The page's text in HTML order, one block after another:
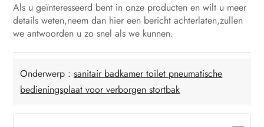
Als u geïnteresseerd bent in onze producten en wilt u meer
details weten,neem dan hier een bericht achterlaten,zullen
we antwoorden u zo snel als we kunnen.
Onderwerp :sanitair badkamer toilet pneumatische
bedieningsplaat voor verborgen stortbak